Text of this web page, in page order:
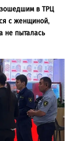
в ТРЦ
с женщиной,
не пыталась